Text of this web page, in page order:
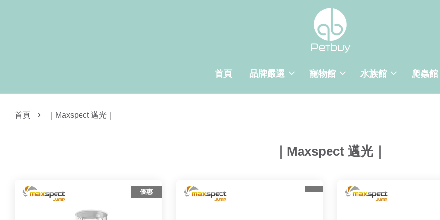
首頁 品牌嚴選 寵物館 水族館 爬蟲館
首頁 › ｜Maxspect 邁光｜
｜Maxspect 邁光｜
優惠